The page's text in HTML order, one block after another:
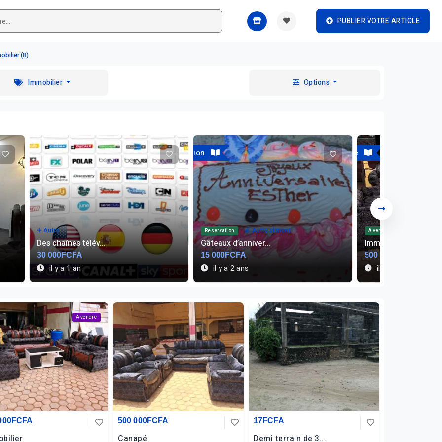
PUBLIER VOTRE ARTICLE
(8)
Immobilier Options
Reservation
Reservation 🍎 Autre aliment
Gâteaux d’anniver...
15 000FCFA
il y a 2 ans
A vendre
A vendre 🏠 Autre immobilier
Immobilier
500 000FCFA
il y a 1 an
🍎 Autre aliment
Yaourt
2 500FCFA
il y a 1 an
A vendre
500 000FCFA
Canapé
17FCFA
Demi terrain de 3...